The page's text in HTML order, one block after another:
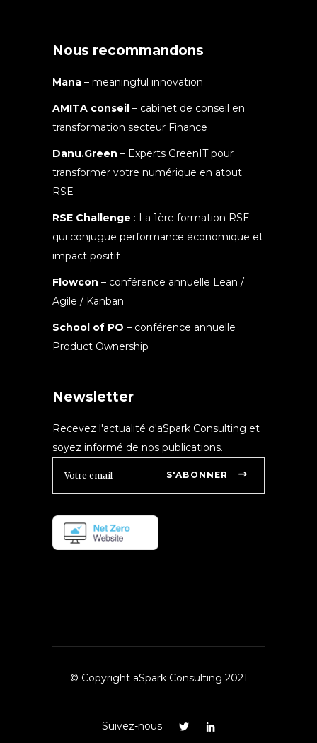
Nous recommandons
Mana – meaningful innovation
AMITA conseil – cabinet de conseil en
transformation secteur Finance
Danu.Green – Experts GreenIT pour
transformer votre numérique en atout
RSE
RSE Challenge : La 1ère formation RSE
qui conjugue performance économique et
impact positif
Flowcon – conférence annuelle Lean /
Agile / Kanban
School of PO – conférence annuelle
Product Ownership
Newsletter
Recevez l'actualité d'aSpark Consulting et
soyez informé de nos publications.
S'ABONNER
© Copyright aSpark Consulting 2021
Suivez-nous